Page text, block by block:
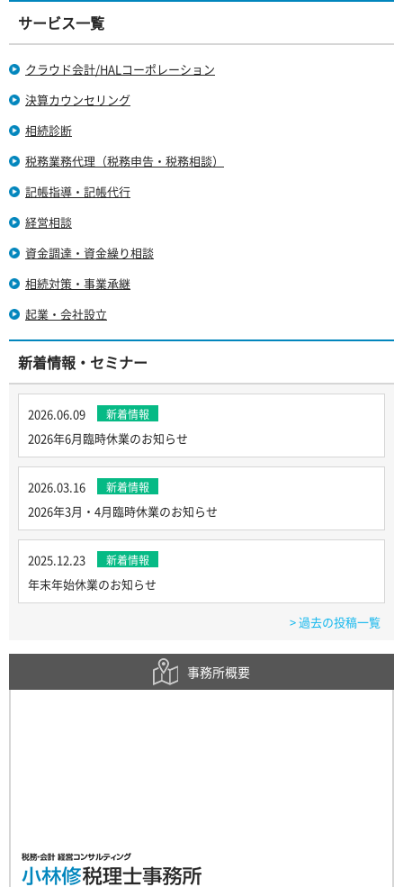
サービス一覧
クラウド会計/HALコーポレーション
決算カウンセリング
相続診断
税務業務代理（税務申告・税務相談）
記帳指導・記帳代行
経営相談
資金調達・資金繰り相談
相続対策・事業承継
起業・会社設立
新着情報・セミナー
2026.06.09 新着情報
2026年6月臨時休業のお知らせ
2026.03.16 新着情報
2026年3月・4月臨時休業のお知らせ
2025.12.23 新着情報
年末年始休業のお知らせ
> 過去の投稿一覧
事務所概要